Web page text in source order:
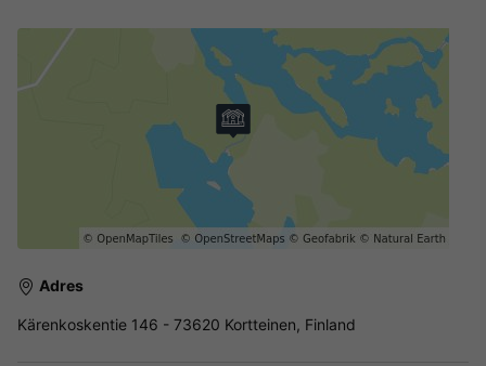
Adres
Kärenkoskentie 146 - 73620 Kortteinen, Finland